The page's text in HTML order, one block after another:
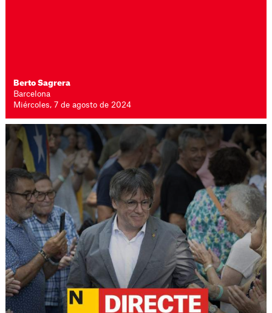
Berto Sagrera
Barcelona
Miércoles, 7 de agosto de 2024